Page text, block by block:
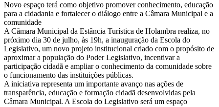
Novo espaço terá como objetivo promover conhecimento, educação
para a cidadania e fortalecer o diálogo entre a Câmara Municipal e a
comunidade
A Câmara Municipal da Estância Turística de Holambra realiza, no
próximo dia 30 de julho, às 19h, a inauguração da Escola do
Legislativo, um novo projeto institucional criado com o propósito de
aproximar a população do Poder Legislativo, incentivar a
participação cidadã e ampliar o conhecimento da comunidade sobre
o funcionamento das instituições públicas.
A iniciativa representa um importante avanço nas ações de
transparência, educação e formação cidadã desenvolvidas pela
Câmara Municipal. A Escola do Legislativo será um espaço